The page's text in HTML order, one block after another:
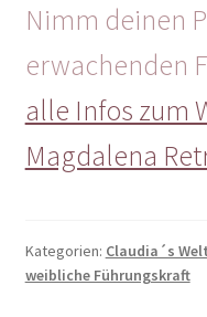
Nimm deinen
erwachenden
alle Infos zum
Magdalena
Kategorien: Claudia´s Welt
weibliche Führungskraft